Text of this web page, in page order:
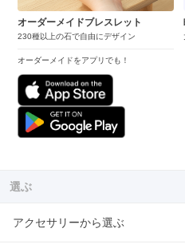
オーダーメイドブレスレット
230種以上の石で自由にデザイン
オーダーメイドをアプリでも！
選ぶ
アクセサリーから選ぶ